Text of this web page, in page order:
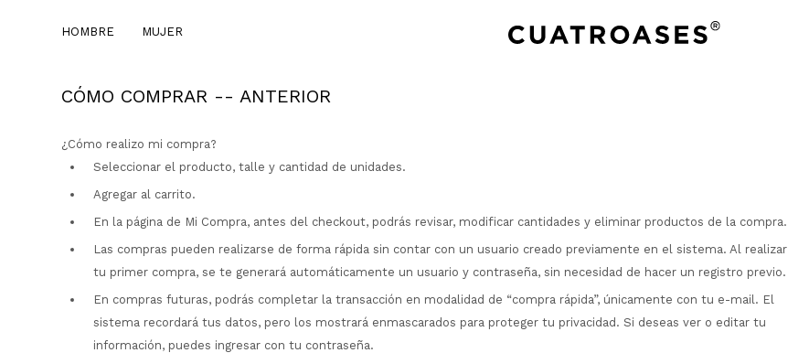
HOMBRE MUJER
CÓMO COMPRAR -- ANTERIOR
¿Cómo realizo mi compra?
Seleccionar el producto, talle y cantidad de unidades.
Agregar al carrito.
En la página de Mi Compra, antes del checkout, podrás revisar, modificar cantidades y eliminar productos de la compra.
Las compras pueden realizarse de forma rápida sin contar con un usuario creado previamente en el sistema. Al realizar
tu primer compra, se te generará automáticamente un usuario y contraseña, sin necesidad de hacer un registro previo.
En compras futuras, podrás completar la transacción en modalidad de “compra rápida”, únicamente con tu e-mail. El
sistema recordará tus datos, pero los mostrará enmascarados para proteger tu privacidad. Si deseas ver o editar tu
información, puedes ingresar con tu contraseña.